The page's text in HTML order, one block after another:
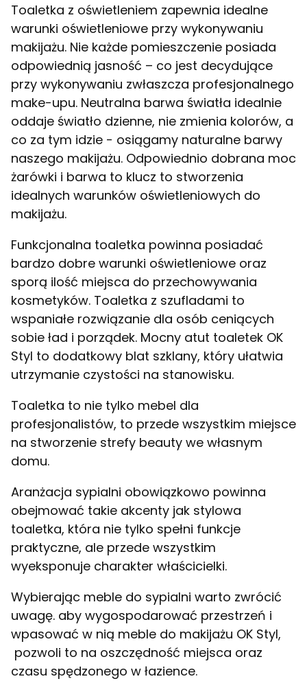
Toaletka z oświetleniem zapewnia idealne
warunki oświetleniowe przy wykonywaniu
makijażu. Nie każde pomieszczenie posiada
odpowiednią jasność – co jest decydujące
przy wykonywaniu zwłaszcza profesjonalnego
make-upu. Neutralna barwa światła idealnie
oddaje światło dzienne, nie zmienia kolorów, a
co za tym idzie - osiągamy naturalne barwy
naszego makijażu. Odpowiednio dobrana moc
żarówki i barwa to klucz to stworzenia
idealnych warunków oświetleniowych do
makijażu.
Funkcjonalna toaletka powinna posiadać
bardzo dobre warunki oświetleniowe oraz
sporą ilość miejsca do przechowywania
kosmetyków. Toaletka z szufladami to
wspaniałe rozwiązanie dla osób ceniących
sobie ład i porządek. Mocny atut toaletek OK
Styl to dodatkowy blat szklany, który ułatwia
utrzymanie czystości na stanowisku.
Toaletka to nie tylko mebel dla
profesjonalistów, to przede wszystkim miejsce
na stworzenie strefy beauty we własnym
domu.
Aranżacja sypialni obowiązkowo powinna
obejmować takie akcenty jak stylowa
toaletka, która nie tylko spełni funkcje
praktyczne, ale przede wszystkim
wyeksponuje charakter właścicielki.
Wybierając meble do sypialni warto zwrócić
uwagę. aby wygospodarować przestrzeń i
wpasować w nią meble do makijażu OK Styl,
pozwoli to na oszczędność miejsca oraz
czasu spędzonego w łazience.